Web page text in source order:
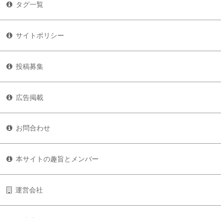
タグ一覧
サイトポリシー
投稿募集
広告掲載
お問合わせ
本サイトの趣旨とメンバー
運営会社